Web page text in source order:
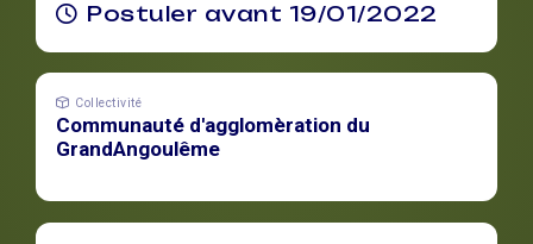
Postuler avant 19/01/2022
Collectivité
Communauté d'agglomèration du
GrandAngoulême